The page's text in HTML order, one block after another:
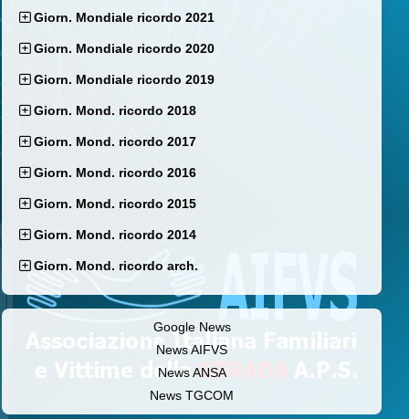
Giorn. Mondiale ricordo 2021
Giorn. Mondiale ricordo 2020
Giorn. Mondiale ricordo 2019
Giorn. Mond. ricordo 2018
Giorn. Mond. ricordo 2017
Giorn. Mond. ricordo 2016
Giorn. Mond. ricordo 2015
Giorn. Mond. ricordo 2014
Giorn. Mond. ricordo arch.
Google News
News AIFVS
News ANSA
News TGCOM